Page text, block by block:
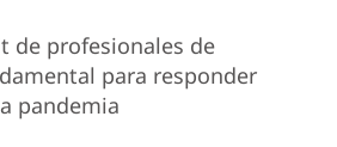
de profesionales de
para responder
pandemia